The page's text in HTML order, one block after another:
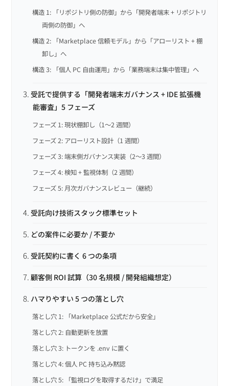
構造 1: 「リポジトリ側の防御」から「開発者端末 + リポジトリ
両側の防御」へ
構造 2: 「Marketplace 信頼モデル」から「アローリスト + 棚
卸し」へ
構造 3: 「個人 PC 自由運用」から「業務端末は集中管理」へ
受託で提供する「開発者端末ガバナンス + IDE 拡張機
能審査」5 フェーズ
フェーズ 1: 現状棚卸し（1〜2 週間）
フェーズ 2: アローリスト設計（1 週間）
フェーズ 3: 端末側ガバナンス実装（2〜3 週間）
フェーズ 4: 検知 + 監視体制（2 週間）
フェーズ 5: 月次ガバナンスレビュー（継続）
受託向け技術スタック標準セット
どの案件に必要か / 不要か
受託契約に書く 6 つの条項
顧客側 ROI 試算（30 名規模 / 開発組織想定）
ハマりやすい 5 つの落とし穴
落とし穴 1: 「Marketplace 公式だから安全」
落とし穴 2: 自動更新を放置
落とし穴 3: トークンを .env に置く
落とし穴 4: 個人 PC 持ち込み黙認
落とし穴 5: 「監視ログを取得するだけ」で満足